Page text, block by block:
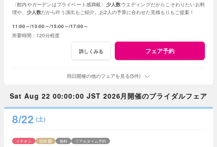
〈館内やガーデンはプライベート感満載〉 少人数ウエディングだからこそわりたいお料
理や、 少人数だから叶う演出もご紹介。お2人の予算に合わせた見積もりもご提案！
11:00～ 13:00～ 15:00～ 17:00～
120分程度
詳しくみる フェア予約
同日開催の他のフェアを見る(5件)
Sat Aug 22 00:00:00 JST 2026月開催のブライダルフェア
8/22 (土)
イチオシ 残席 無料 リアルタイム予約